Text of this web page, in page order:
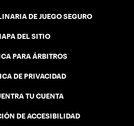
DE JUEGO SEGURO
DEL SITIO
PARA ÁRBITROS
DE PRIVACIDAD
TU CUENTA
DE ACCESIBILIDAD